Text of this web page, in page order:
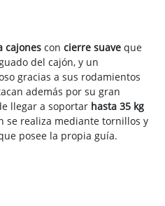
cajones con cierre suave que
del cajón, y un
gracias a sus rodamientos
además por su gran
llegar a soportar hasta 35 kg
se realiza mediante tornillos y
posee la propia guía.